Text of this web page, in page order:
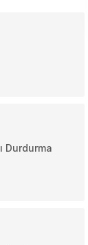
Durdurma